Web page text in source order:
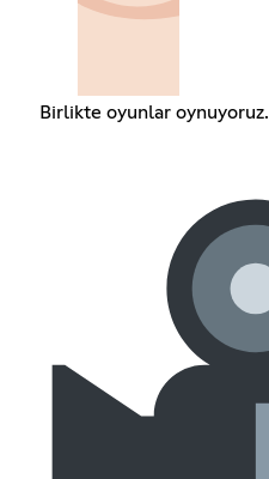
Birlikte oyunlar oynuyoruz.